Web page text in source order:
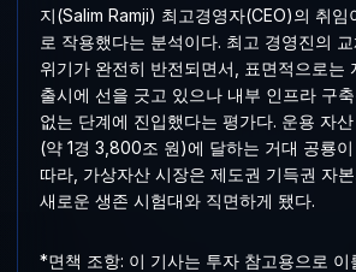
지(Salim Ramji) 최고경영자(CEO)의 취임
로 작용했다는 분석이다. 최고 경영진의
위기가 완전히 반전되면서, 표면적으로는
출시에 선을 긋고 있으나 내부 인프라 구
없는 단계에 진입했다는 평가다. 운용 자
(약 1경 3,800조 원)에 달하는 거대 공룡
따라, 가상자산 시장은 제도권 기득권 자
새로운 생존 시험대와 직면하게 됐다.
*면책 조항: 이 기사는 투자 참고용으로 이